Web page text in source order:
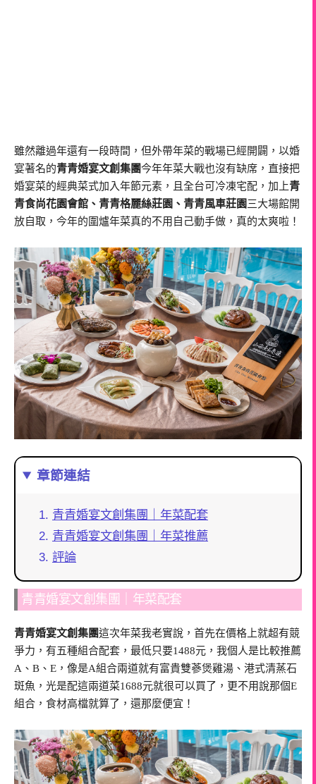
雖然離過年還有一段時間，但外帶年菜的戰場已經開闢，以婚
宴著名的青青婚宴文創集團今年年菜大戰也沒有缺席，直接把
婚宴菜的經典菜式加入年節元素，且全台可冷凍宅配，加上青
青食尚花園會館、青青格麗絲莊園、青青風車莊園三大場館開
放自取，今年的圍爐年菜真的不用自己動手做，真的太爽啦！
章節連結
青青婚宴文創集團｜年菜配套
青青婚宴文創集團｜年菜推薦
評論
青青婚宴文創集團｜年菜配套
青青婚宴文創集團這次年菜我老實說，首先在價格上就超有競
爭力，有五種組合配套，最低只要1488元，我個人是比較推薦
A、B、E，像是A組合兩道就有富貴雙蔘煲雞湯、港式清蒸石
斑魚，光是配這兩道菜1688元就很可以買了，更不用說那個E
組合，食材高檔就算了，還那麼便宜！